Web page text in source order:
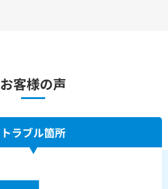
お客様の声
トラブル箇所